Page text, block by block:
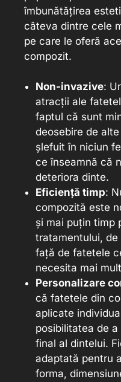
îmbunătățirea
câteva dintre cele
pe care le oferă
compozit.
Non-invazive:
atracții ale
faptul că sunt
deosebire de
șlefuit în niciun
ce înseamnă că
deteriora dinte.
Eficiență timp:
compozită este
și mai puțin timp
tratamentului, de
față de fatetele
necesita mai
Personalizare
că fatetele din
aplicate
posibilitatea de
final al dintelui.
adaptată pentru
forma,